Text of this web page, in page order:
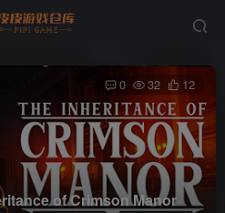
of Crimson Manor
0 32 12